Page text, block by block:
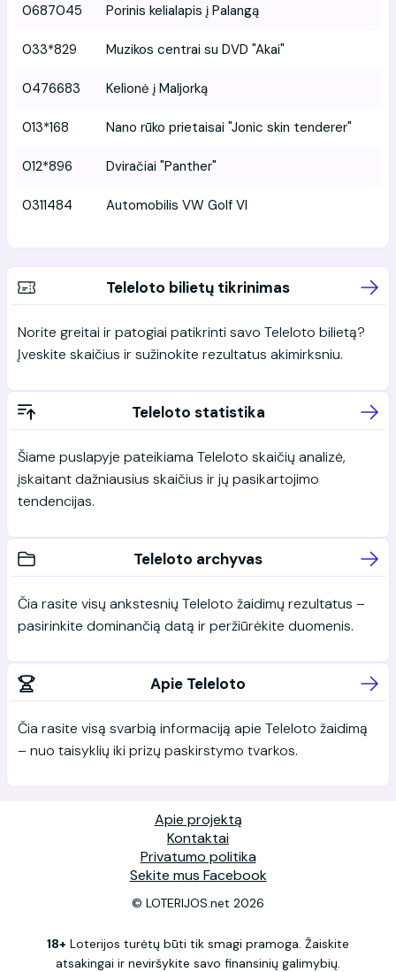
0687045 Porinis kelialapis į Palangą
033*829 Muzikos centrai su DVD "Akai"
0476683 Kelionė į Maljorką
013*168 Nano rūko prietaisai "Jonic skin tenderer"
012*896 Dviračiai "Panther"
0311484 Automobilis VW Golf VI
Teleloto bilietų tikrinimas
Norite greitai ir patogiai patikrinti savo Teleloto bilietą?
Įveskite skaičius ir sužinokite rezultatus akimirksniu.
Teleloto statistika
Šiame puslapyje pateikiama Teleloto skaičių analizė,
įskaitant dažniausius skaičius ir jų pasikartojimo
tendencijas.
Teleloto archyvas
Čia rasite visų ankstesnių Teleloto žaidimų rezultatus –
pasirinkite dominančią datą ir peržiūrėkite duomenis.
Apie Teleloto
Čia rasite visą svarbią informaciją apie Teleloto žaidimą
– nuo taisyklių iki prizų paskirstymo tvarkos.
Apie projektą
Kontaktai
Privatumo politika
Sekite mus Facebook
© LOTERIJOS.net 2026
18+ Loterijos turėtų būti tik smagi pramoga. Žaiskite
atsakingai ir neviršykite savo finansinių galimybių.